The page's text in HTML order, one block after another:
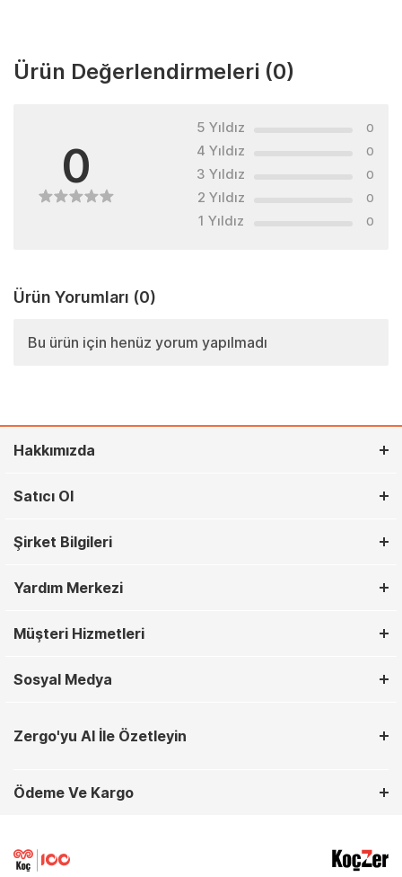
Ürün Değerlendirmeleri (0)
0
5 Yıldız 0
4 Yıldız 0
3 Yıldız 0
2 Yıldız 0
1 Yıldız 0
Ürün Yorumları (0)
Bu ürün için henüz yorum yapılmadı
Hakkımızda
Satıcı Ol
Şirket Bilgileri
Yardım Merkezi
Müşteri Hizmetleri
Sosyal Medya
Zergo'yu AI İle Özetleyin
Ödeme Ve Kargo